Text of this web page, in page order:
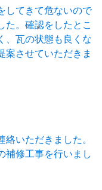
してきて危ないので
た。確認をしたとこ
、瓦の状態も良くな
案させていただきま
絡いただきました。
補修工事を行いまし